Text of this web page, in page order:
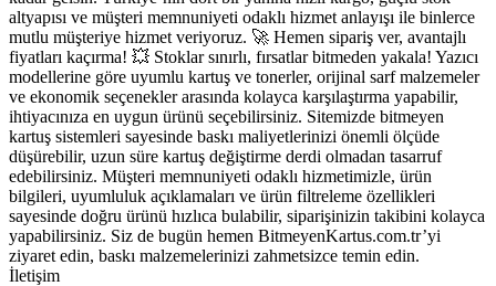
altyapısı ve müşteri memnuniyeti odaklı hizmet anlayışı ile binlerce
mutlu müşteriye hizmet veriyoruz. 🚀 Hemen sipariş ver, avantajlı
fiyatları kaçırma! 💥 Stoklar sınırlı, fırsatlar bitmeden yakala! Yazıcı
modellerine göre uyumlu kartuş ve tonerler, orijinal sarf malzemeler
ve ekonomik seçenekler arasında kolayca karşılaştırma yapabilir,
ihtiyacınıza en uygun ürünü seçebilirsiniz. Sitemizde bitmeyen
kartuş sistemleri sayesinde baskı maliyetlerinizi önemli ölçüde
düşürebilir, uzun süre kartuş değiştirme derdi olmadan tasarruf
edebilirsiniz. Müşteri memnuniyeti odaklı hizmetimizle, ürün
bilgileri, uyumluluk açıklamaları ve ürün filtreleme özellikleri
sayesinde doğru ürünü hızlıca bulabilir, siparişinizin takibini kolayca
yapabilirsiniz. Siz de bugün hemen BitmeyenKartus.com.tr’yi
ziyaret edin, baskı malzemelerinizi zahmetsizce temin edin.
İletişim